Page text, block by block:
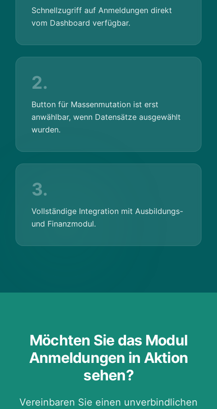
Schnellzugriff auf Anmeldungen direkt
vom Dashboard verfügbar.
2.
Button für Massenmutation ist erst
anwählbar, wenn Datensätze ausgewählt
wurden.
3.
Vollständige Integration mit Ausbildungs-
und Finanzmodul.
Möchten Sie das Modul
Anmeldungen in Aktion
sehen?
Vereinbaren Sie einen unverbindlichen